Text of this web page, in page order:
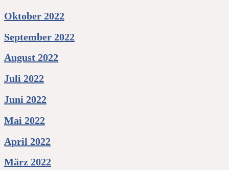
Oktober 2022
September 2022
August 2022
Juli 2022
Juni 2022
Mai 2022
April 2022
März 2022